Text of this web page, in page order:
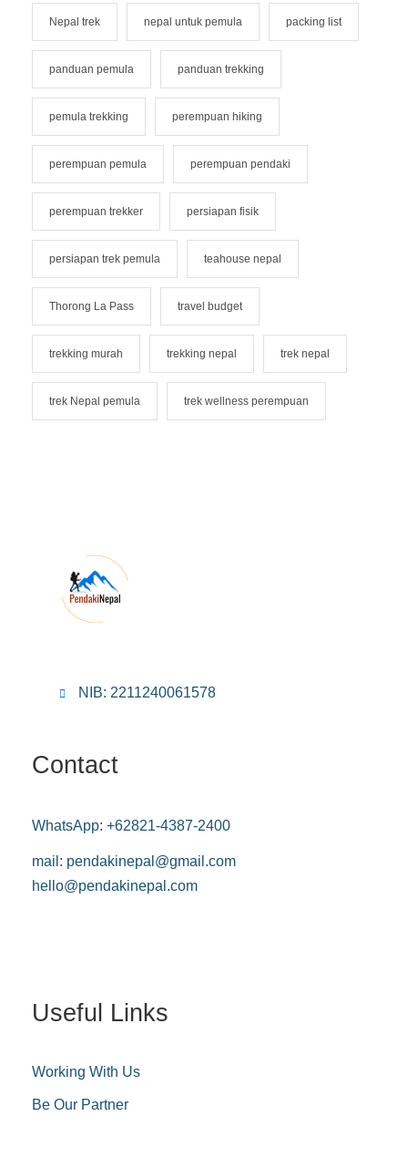
Nepal trek nepal untuk pemula packing list
panduan pemula panduan trekking
pemula trekking perempuan hiking
perempuan pemula perempuan pendaki
perempuan trekker persiapan fisik
persiapan trek pemula teahouse nepal
Thorong La Pass travel budget
trekking murah trekking nepal trek nepal
trek Nepal pemula trek wellness perempuan
NIB: 2211240061578
Contact
WhatsApp: +62821-4387-2400
mail: pendakinepal@gmail.com
hello@pendakinepal.com
Useful Links
Working With Us
Be Our Partner